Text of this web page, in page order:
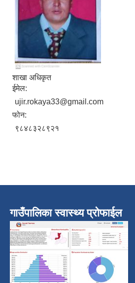
शाखा अधिकृत
ईमेल:
ujir.rokaya33@gmail.com
फोन:
९८४८३२८९२१
गाउँपालिका स्वास्थ्य प्रोफाईल